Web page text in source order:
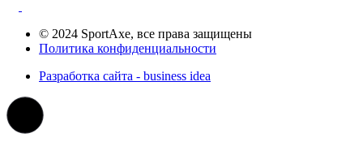
© 2024 SportAxe, все права защищены
Политика конфиденциальности
Разработка сайта - business idea